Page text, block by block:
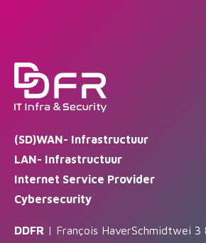
(SD)WAN- Infrastructuur
LAN- Infrastructuur
Internet Service Provider
Cybersecurity
DDFR | François HaverSchmidtwei 3